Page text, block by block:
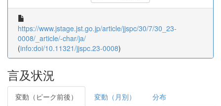
https://www.jstage.jst.go.jp/article/jjspc/30/7/30_23-
0008/_article/-char/ja/
(info:doi/10.11321/jjspc.23-0008)
言及状況
変動（ピーク前後） 変動（月別） 分布